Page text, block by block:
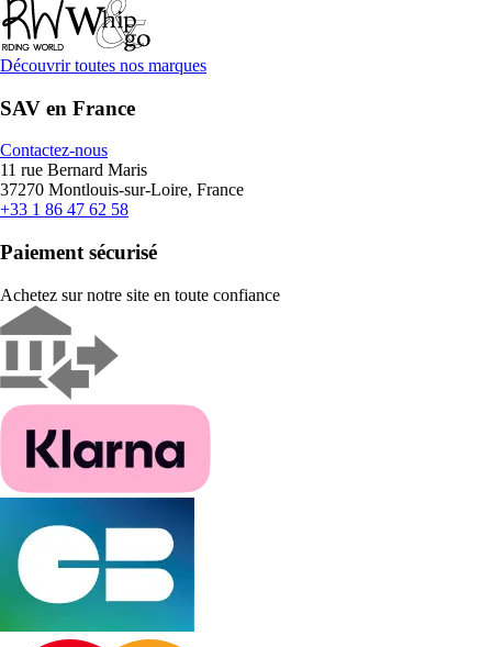
Découvrir toutes nos marques
SAV en France
Contactez-nous
11 rue Bernard Maris
37270 Montlouis-sur-Loire, France
+33 1 86 47 62 58
Paiement sécurisé
Achetez sur notre site en toute confiance